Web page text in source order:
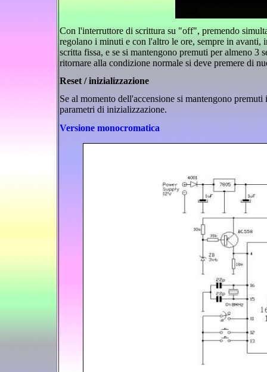
Con l'interruttore di scrittura su "off", premendo
regolano i minuti e con l'altro le ore, sempre in avanti,
scritta fissa, e se si mantengono premuti per almeno
ritornare alla condizione normale si deve premere di
Reset / inizializzazione
Se al momento dell'accensione si mantengono
parametri di inizializzazione.
Versione monocromatica